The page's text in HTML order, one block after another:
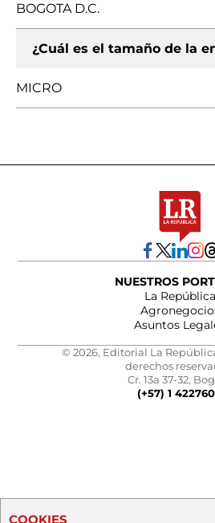
BOGOTA D.C.
¿Cuál es el tamaño de la
MICRO
NUESTROS
La República
Asuntos
© 2026, Editorial La
derechos
Cr. 13a 37-32,
(+57) 1
COOKIES